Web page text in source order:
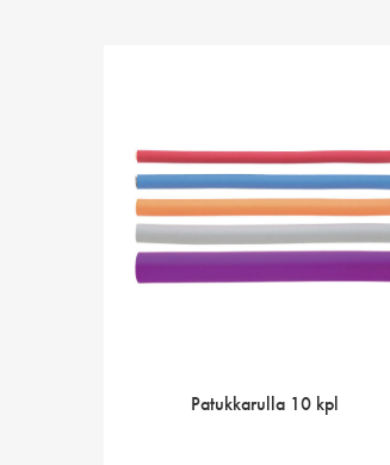
Patukkarulla 10 kpl